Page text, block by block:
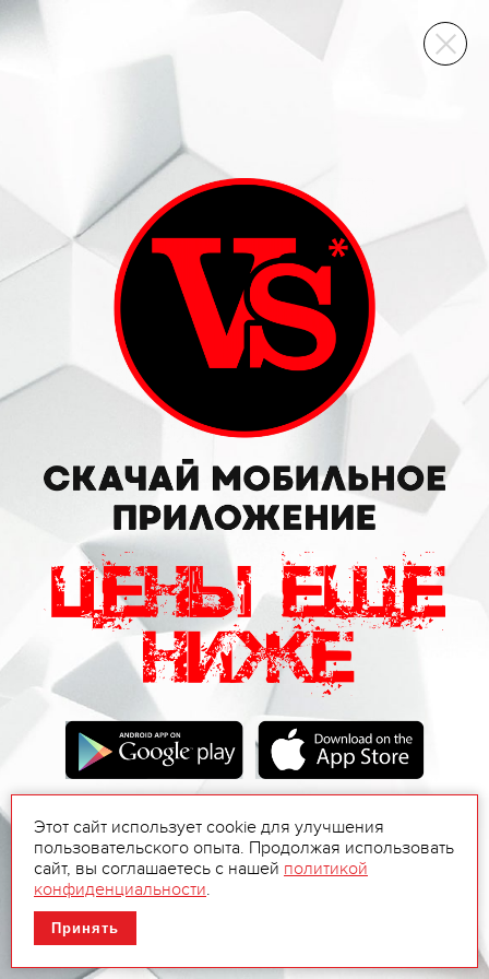
ВИННЫЙ СКЛАД
Этот сайт использует cookie для улучшения
пользовательского опыта. Продолжая использовать
сайт, вы соглашаетесь с нашей политикой
конфиденциальности.
Принять